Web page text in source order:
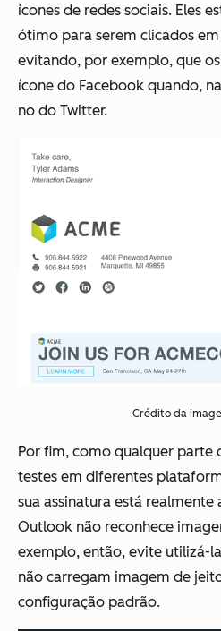
ícones de redes sociais. Eles
ótimo para serem clicados
evitando, por exemplo, que
ícone do Facebook quando,
no do Twitter.
Crédito da
Por fim, como qualquer parte
testes em diferentes
sua assinatura está
Outlook não reconhece
exemplo, então, evite utilizá-
não carregam imagem de
configuração padrão.